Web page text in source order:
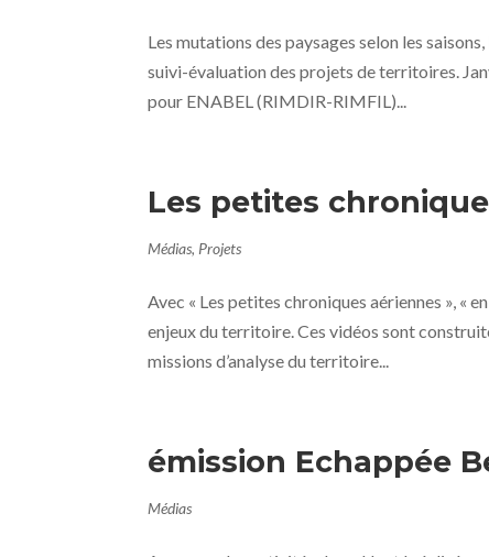
Les mutations des paysages selon les
suivi-évaluation des projets de territoires.
pour ENABEL (RIMDIR-RIMFIL)...
Les petites
Médias, Projets
Avec « Les petites chroniques aériennes », «
enjeux du territoire. Ces vidéos sont
missions d’analyse du territoire...
émission Echappée
Médias